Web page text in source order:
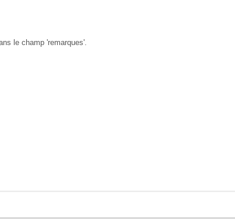
le champ 'remarques'.